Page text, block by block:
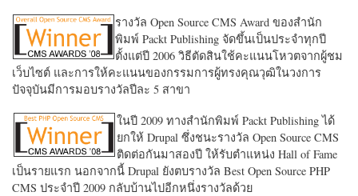
รางวัล Open Source CMS Award ของสำนัก
พิมพ์ Packt Publishing จัดขึ้นเป็นประจำทุกปี
ตั้งแต่ปี 2006 วิธีตัดสินใช้คะแนนโหวตจากผู้ชม
เว็บไซต์ และการให้คะแนนของกรรมการผู้ทรงคุณวุฒิในวงการ
ปัจจุบันมีการมอบรางวัลปีละ 5 สาขา
ในปี 2009 ทางสำนักพิมพ์ Packt Publishing ได้
ยกให้ Drupal ซึ่งชนะรางวัล Open Source CMS
ติดต่อกันมาสองปี ให้รับตำแหน่ง Hall of Fame
เป็นรายแรก นอกจากนี้ Drupal ยังตบรางวัล Best Open Source PHP
CMS ประจำปี 2009 กลับบ้านไปอีกหนึ่งรางวัลด้วย